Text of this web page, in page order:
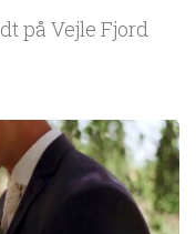
på Vejle Fjord